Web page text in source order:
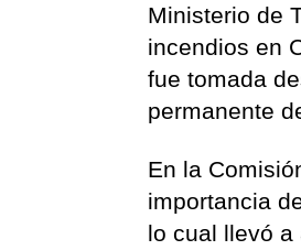
Ministerio de
incendios en
fue tomada
permanente
En la
importancia
lo cual llevó a